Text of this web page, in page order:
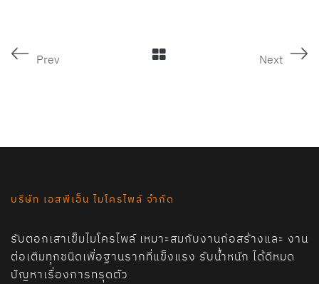
Prev Next
บริษัท เอสพีเอ็น ไมโครไพล์ จำกัด
รับตอกเสาเข็มไมโครไพล์ เหมาะสมกับงานก่อสร้างและ งาน
ต่อเติมทุกชนิดเพื่อฐานรากที่แข็งแรง รับน้ำหนัก ได้ดีหมด
ปัญหาเรื่องการทรุดตัว